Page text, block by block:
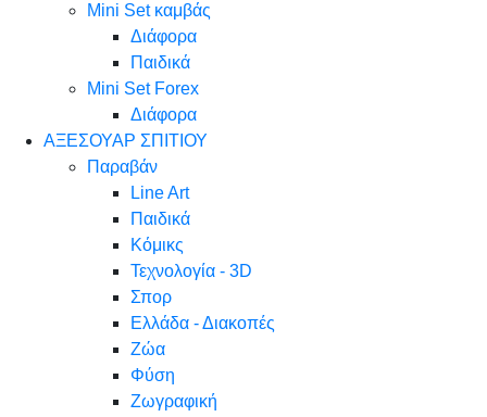
Mini Set καμβάς
Διάφορα
Παιδικά
Mini Set Forex
Διάφορα
ΑΞΕΣΟΥΑΡ ΣΠΙΤΙΟΥ
Παραβάν
Line Art
Παιδικά
Κόμικς
Τεχνολογία - 3D
Σπορ
Ελλάδα - Διακοπές
Ζώα
Φύση
Ζωγραφική